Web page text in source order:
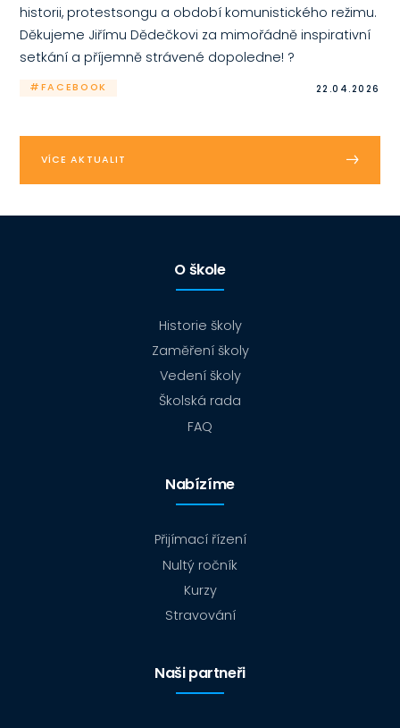
historii, protestsongu a období komunistického režimu.
Děkujeme Jiřímu Dědečkovi za mimořádně inspirativní
setkání a příjemně strávené dopoledne! ?
#FACEBOOK 22.04.2026
VÍCE AKTUALIT
O škole
Historie školy
Zaměření školy
Vedení školy
Školská rada
FAQ
Nabízíme
Přijímací řízení
Nultý ročník
Kurzy
Stravování
Naši partneři